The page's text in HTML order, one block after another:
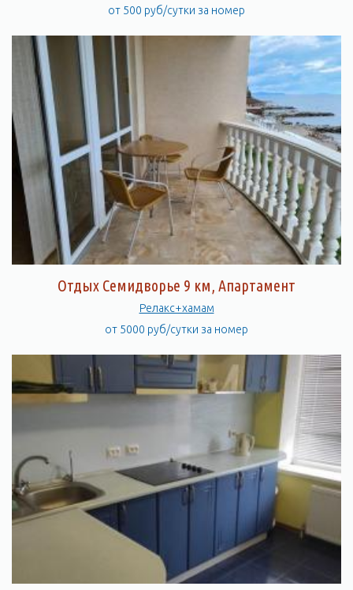
от 500 руб/сутки за номер
Отдых Семидворье 9 км, Апартамент
Релакс+хамам
от 5000 руб/сутки за номер